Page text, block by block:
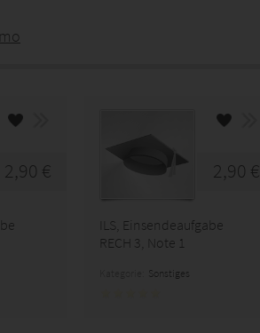
2,90 € 2,90 €
ILS, Einsendeaufgabe
RECH 3, Note 1
Sonstiges